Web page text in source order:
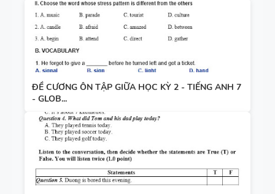
ĐỀ CƯƠNG ÔN TẬP GIỮA HỌC KỲ 2 - TIẾNG ANH 7
- GLOB...